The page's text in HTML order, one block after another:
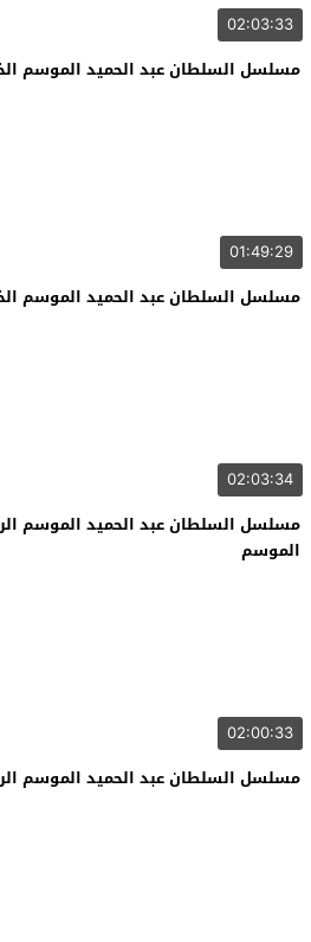
02:03:33
مسلسل السلطان عبد الحميد الموسم
01:49:29
مسلسل السلطان عبد الحميد الموسم
02:03:34
الموسم
02:00:33
مسلسل السلطان عبد الحميد الموسم